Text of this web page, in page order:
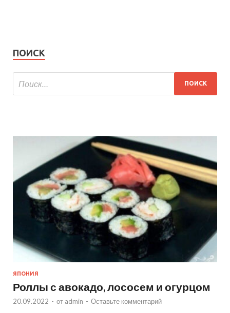
ПОИСК
ЯПОНИЯ
Роллы с авокадо, лососем и огурцом
20.09.2022 - от admin - Оставьте комментарий